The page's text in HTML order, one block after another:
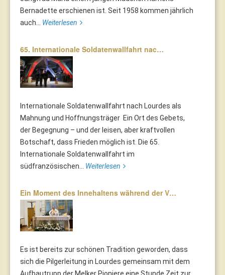
Bernadette erschienen ist. Seit 1958 kommen jährlich
auch... Weiterlesen
65. Internationale Soldatenwallfahrt nac…
Internationale Soldatenwallfahrt nach Lourdes als
Mahnung und Hoffnungsträger Ein Ort des Gebets,
der Begegnung – und der leisen, aber kraftvollen
Botschaft, dass Frieden möglich ist. Die 65.
Internationale Soldatenwallfahrt im
südfranzösischen... Weiterlesen
Ein Moment des Innehaltens während der V…
Es ist bereits zur schönen Tradition geworden, dass
sich die Pilgerleitung in Lourdes gemeinsam mit dem